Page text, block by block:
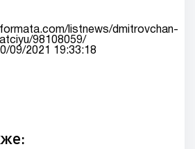
listnews/dmitrovchan-
98108059/
09/2021 19:33:18